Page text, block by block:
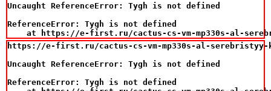
Uncaught ReferenceError: Tygh is not defined
ReferenceError: Tygh is not defined
at https://e-first.ru/cactus-cs-vm-mp330s-al-
https://e-first.ru/cactus-cs-vm-mp330s-al-serebristyy-
Uncaught ReferenceError: Tygh is not defined
ReferenceError: Tygh is not defined